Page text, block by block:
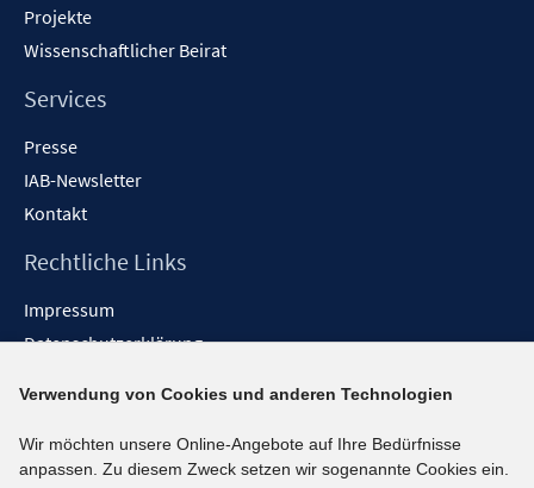
Projekte
Wissenschaftlicher Beirat
Services
Presse
IAB-Newsletter
Kontakt
Rechtliche Links
Impressum
Datenschutzerklärung
Barrieren melden
Social-Media-Kanäle
Verwendung von Cookies und anderen Technologien
Wir möchten unsere Online-Angebote auf Ihre Bedürfnisse
anpassen. Zu diesem Zweck setzen wir sogenannte Cookies ein.